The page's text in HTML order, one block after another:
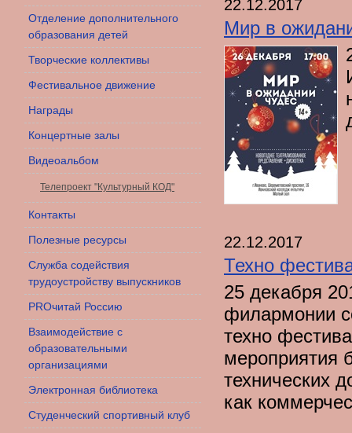
Отделение дополнительного
образования детей
Творческие коллективы
Фестивальное движение
Награды
Концертные залы
Видеоальбом
Телепроект "Культурный КОД"
Контакты
Полезные ресурсы
Служба содействия
трудоустройству выпускников
PROчитай Россию
Взаимодействие с
образовательными
организациями
Электронная библиотека
Студенческий спортивный клуб
22.12.2017
Мир в
22.12.2017
Техно
25 декабря
филармонии
техно
мероприятия
технических
как